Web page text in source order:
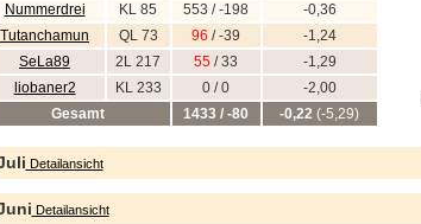
Nummerdrei
KL 85 553 / -198
-0,36
Tutanchamun
QL 73 96 / -39
-1,24
SeLa89
2L 217 55 / 33
-1,29
liobaner2
KL 233 0 / 0
-2,00
Gesamt
1433 / -80 -0,22 (-5,29)
Detailansicht
Detailansicht